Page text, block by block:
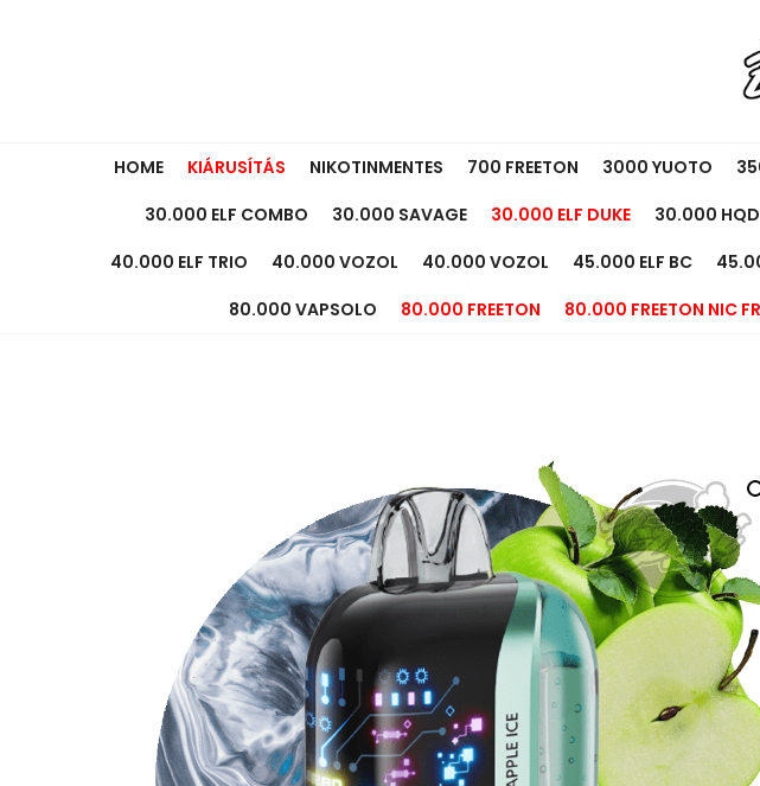
HOME KIÁRUSÍTÁS NIKOTINMENTES 700 FREETON 3000 YUOTO
30.000 ELF COMBO
30.000 SAVAGE 30.000 ELF DUKE 30.000 HQD
40.000 ELF TRIO
40.000 VOZOL 40.000 VOZOL 45.000 ELF BC
80.000 VAPSOLO
80.000 FREETON 80.000 FREETON NIC